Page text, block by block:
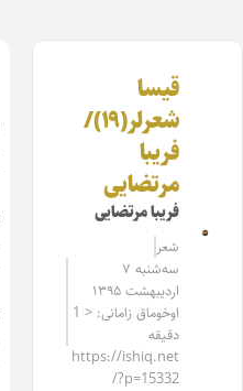
قیسا
شعرلر(۱۹)/
فریبا
مرتضایی
فریبا مرتضایی
شعر
سه‌شنبه ۷
اردیبهشت ۱۳۹۵
اوخوماق زامانی: < 1
دقیقه
https://ishiq.net
/?p=15332